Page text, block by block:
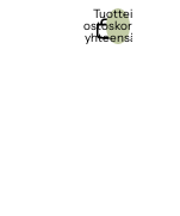
Tuotteita
ostoskorissa
yhteensä: 0